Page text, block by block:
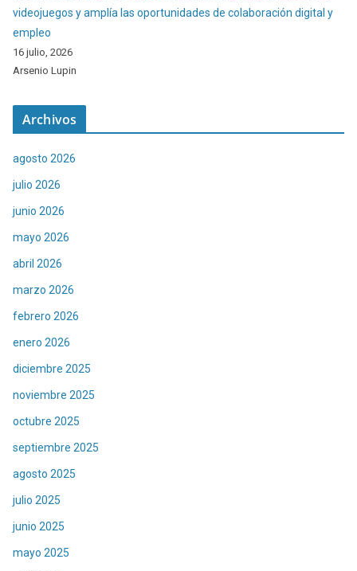
videojuegos y amplía las oportunidades de colaboración digital y
empleo
16 julio, 2026
Arsenio Lupin
Archivos
agosto 2026
julio 2026
junio 2026
mayo 2026
abril 2026
marzo 2026
febrero 2026
enero 2026
diciembre 2025
noviembre 2025
octubre 2025
septiembre 2025
agosto 2025
julio 2025
junio 2025
mayo 2025